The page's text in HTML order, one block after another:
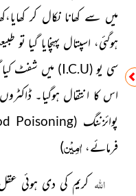
میں سے کھانا نکال کر
ہوگئی، اسپتال پہنچایاگیا تو
سی یو (
I.C.U
)
اس کا انتقال ہوگیا۔
پوائزننگ (
Poisoning
فرمائے، اٰمِیْن)
اللہ کریم کی دی ہوئی